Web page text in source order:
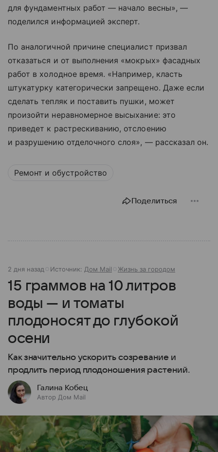
для фундаментных работ — начало весны», —
поделился информацией эксперт.
По аналогичной причине специалист призвал
отказаться и от выполнения «мокрых» фасадных
работ в холодное время. «Например, класть
штукатурку категорически запрещено. Даже если
сделать тепляк и поставить пушки, может
произойти неравномерное высыхание: это
приведет к растрескиванию, отслоению
и разрушению отделочного слоя», — рассказал он.
Ремонт и обустройство
Поделиться
2 дня назад Источник: Дом Mail Жизнь за городом
15 граммов на 10 литров
воды — и томаты
плодоносят до глубокой
осени
Как значительно ускорить созревание и
продлить период плодоношения растений.
Галина Кобец
Автор Дом Mail